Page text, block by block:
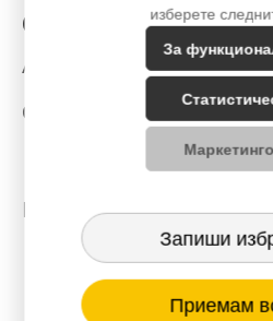
СТРОЙТЕХНИКА
Адрес:
гр. Русе, бул.
Обадете се: +359(0)889
+359(0)889
+359(0)888
E-mail:
<p class="zaduljitelni"><!--
изберете
За
Запиши
Приемам